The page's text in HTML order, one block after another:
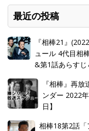
最近の投稿
『相棒21』
ュール 4代目相
&第1話あらすじ
『相棒』再
ンダー 2022
日】
相棒18第2話